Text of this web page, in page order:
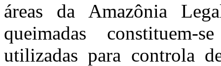
áreas da Amazônia
queimadas
utilizadas para controla